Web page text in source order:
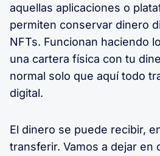
aquellas aplicaciones o
permiten conservar dinero
NFTs. Funcionan haciendo
una cartera física con tu
normal solo que aquí todo
digital.
El dinero se puede recibir,
transferir. Vamos a dejar en